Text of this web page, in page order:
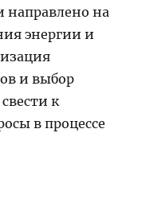
направлено на
энергии и
и выбор
к
в процессе